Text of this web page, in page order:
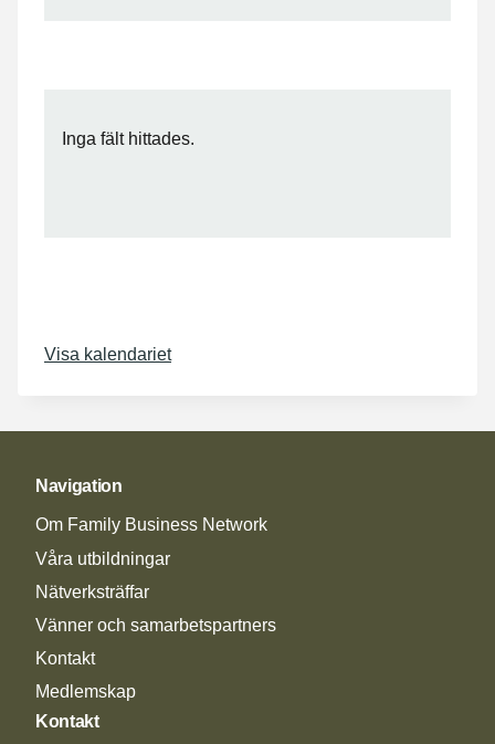
Inga fält hittades.
Visa kalendariet
Navigation
Om Family Business Network
Våra utbildningar
Nätverksträffar
Vänner och samarbetspartners
Kontakt
Medlemskap
Kontakt